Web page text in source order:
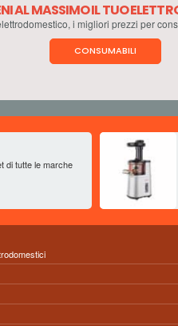
AL MASSIMO IL TUO
i migliori prezzi per
CONSUMABILI
di tutte le marche